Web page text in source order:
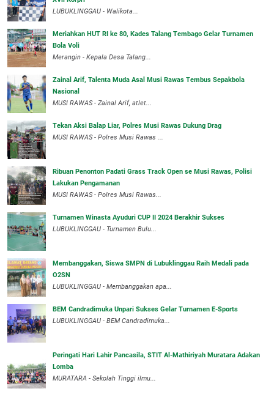
LUBUKLINGGAU - Walikota...
Meriahkan HUT RI ke 80, Kades Talang Tembago Gelar Turnamen
Bola Voli
Merangin - Kepala Desa Talang...
Zainal Arif, Talenta Muda Asal Musi Rawas Tembus Sepakbola
Nasional
MUSI RAWAS - Zainal Arif, atlet...
Tekan Aksi Balap Liar, Polres Musi Rawas Dukung Drag
MUSI RAWAS - Polres Musi Rawas ...
Ribuan Penonton Padati Grass Track Open se Musi Rawas, Polisi
Lakukan Pengamanan
MUSI RAWAS - Polres Musi Rawas...
Turnamen Winasta Ayuduri CUP II 2024 Berakhir Sukses
LUBUKLINGGAU - Turnamen Bulu...
Membanggakan, Siswa SMPN di Lubuklinggau Raih Medali pada
O2SN
LUBUKLINGGAU - Membanggakan apa...
BEM Candradimuka Unpari Sukses Gelar Turnamen E-Sports
LUBUKLINGGAU - BEM Candradimuka...
Peringati Hari Lahir Pancasila, STIT Al-Mathiriyah Muratara Adakan
Lomba
MURATARA - Sekolah Tinggi ilmu...